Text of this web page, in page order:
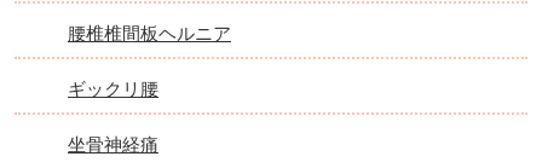
腰椎椎間板ヘルニア
ギックリ腰
坐骨神経痛